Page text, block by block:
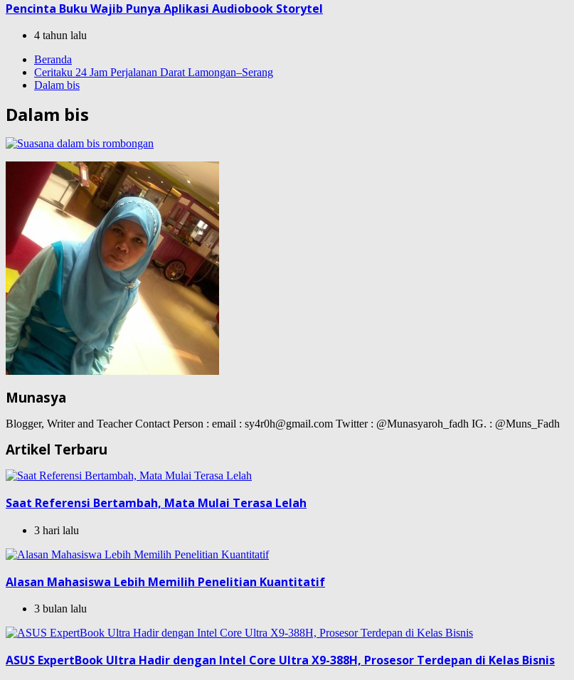
Pencinta Buku Wajib Punya Aplikasi Audiobook Storytel
4 tahun lalu
Beranda
Ceritaku 24 Jam Perjalanan Darat Lamongan–Serang
Dalam bis
Dalam bis
Munasya
Blogger, Writer and Teacher Contact Person : email : sy4r0h@gmail.com Twitter : @Munasyaroh_fadh IG. : @Muns_Fadh
Artikel Terbaru
Saat Referensi Bertambah, Mata Mulai Terasa Lelah
3 hari lalu
Alasan Mahasiswa Lebih Memilih Penelitian Kuantitatif
3 bulan lalu
ASUS ExpertBook Ultra Hadir dengan Intel Core Ultra X9-388H, Prosesor Terdepan di Kelas Bisnis